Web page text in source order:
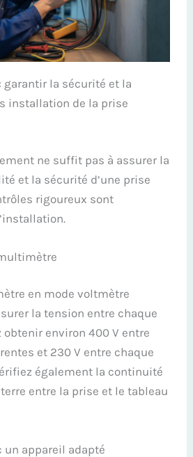
garantir la sécurité et la
installation de la prise
ne suffit pas à assurer la
et la sécurité d’une prise
rigoureux sont
en mode voltmètre
la tension entre chaque
obtenir environ 400 V entre
et 230 V entre chaque
également la continuité
entre la prise et le tableau
un appareil adapté